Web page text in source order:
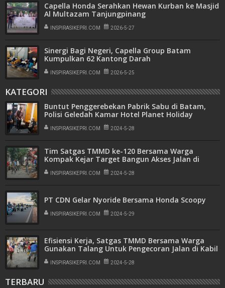
Capella Honda Serahkan Hewan Kurban ke Masjid
Al Multazam Tanjungpinang
INSPIRASIKEPRI.COM 2026-5-27
Sinergi Bagi Negeri, Capella Group Batam
Kumpulkan 62 Kantong Darah
INSPIRASIKEPRI.COM 2026-5-25
KATEGORI
Buntut Penggerebekan Pabrik Sabu di Batam,
Polisi Geledah Kamar Hotel Planet Holiday
INSPIRASIKEPRI.COM 2024-5-28
Tim Satgas TMMD ke-120 Bersama Warga
Kompak Kejar Target Bangun Akses Jalan di
Kaveling Bukit Pelita Indah
INSPIRASIKEPRI.COM 2024-5-28
PT CDN Gelar Nyoride Bersama Honda Scoopy
INSPIRASIKEPRI.COM 2024-5-29
Efisiensi Kerja, Satgas TMMD Bersama Warga
Gunakan Talang Untuk Pengecoran Jalan di Kabil
INSPIRASIKEPRI.COM 2024-5-28
TERBARU